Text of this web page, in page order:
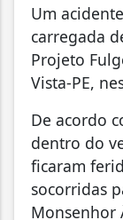
Um
carregada
Projeto
Vista-PE,
De acordo
dentro do
ficaram
socorridas
Monsenhor